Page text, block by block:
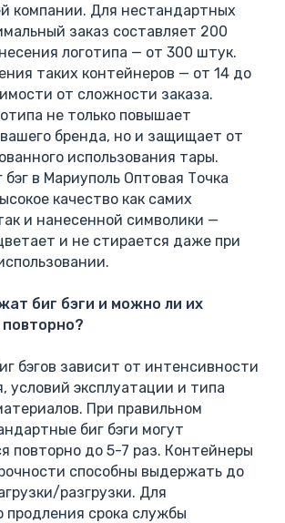
компании. Для нестандартных
заказ составляет 200
логотипа — от 300 штук.
таких контейнеров — от 14 до
от сложности заказа.
не только повышает
бренда, но и защищает от
использования тары.
в Мариуполь Оптовая Точка
качество как самих
и нанесенной символики —
и не стирается даже при
биг бэги и можно ли их
повторно?
бэгов зависит от интенсивности
условий эксплуатации и типа
При правильном
биг бэги могут
повторно до 5-7 раз. Контейнеры
способны выдержать до
разгрузки. Для
продления срока службы